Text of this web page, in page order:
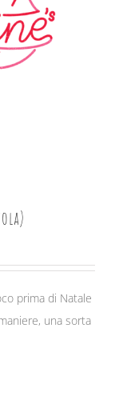
prima di Natale
una sorta